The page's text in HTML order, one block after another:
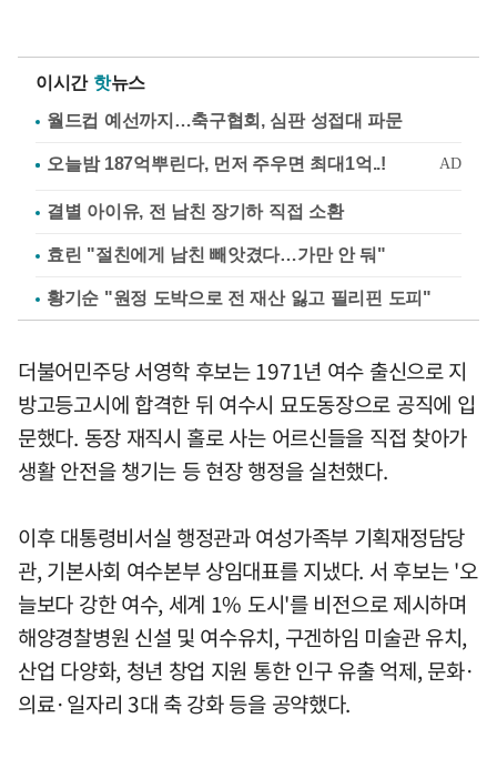
이시간 핫뉴스
월드컵 예선까지…축구협회, 심판 성접대 파문
결별 아이유, 전 남친 장기하 직접 소환
효린 "절친에게 남친 빼앗겼다…가만 안 둬"
황기순 "원정 도박으로 전 재산 잃고 필리핀 도피"
더불어민주당 서영학 후보는 1971년 여수 출신으로 지
방고등고시에 합격한 뒤 여수시 묘도동장으로 공직에 입
문했다. 동장 재직시 홀로 사는 어르신들을 직접 찾아가
생활 안전을 챙기는 등 현장 행정을 실천했다.
이후 대통령비서실 행정관과 여성가족부 기획재정담당
관, 기본사회 여수본부 상임대표를 지냈다. 서 후보는 '오
늘보다 강한 여수, 세계 1% 도시'를 비전으로 제시하며
해양경찰병원 신설 및 여수유치, 구겐하임 미술관 유치,
산업 다양화, 청년 창업 지원 통한 인구 유출 억제, 문화·
의료·일자리 3대 축 강화 등을 공약했다.